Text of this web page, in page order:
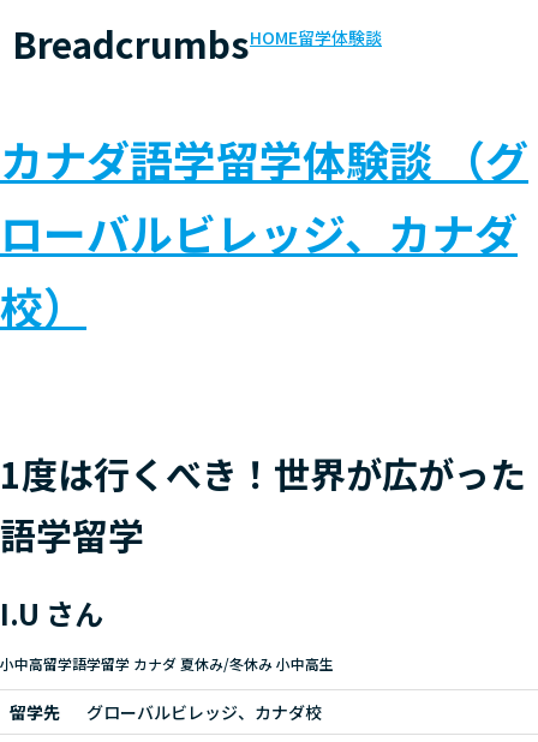
BreadcrumbsHOME留学体験談
カナダ語学留学体験談 （グ
ローバルビレッジ、カナダ
校）
1度は行くべき！世界が広がった
語学留学
I.U さん
小中高留学語学留学 カナダ 夏休み/冬休み 小中高生
留学先
グローバルビレッジ、カナダ校